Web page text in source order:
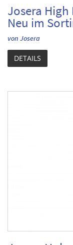
Josera
Neu im
von Josera
DETAILS